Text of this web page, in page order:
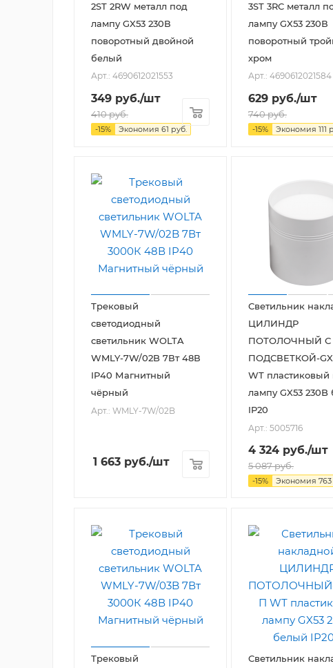
2ST 2RW металл под
лампу GX53 230В
поворотный двойной
белый
Арт.: 4690612021553
349 руб./шт
410руб.
-15% Экономия 61 руб.
3ST 3RC металл
лампу GX53 230В
поворотный
хром
Арт.: 4690612021584
629 руб./шт
740руб.
-15% Экономия 111
Трековый
светодиодный
светильник WOLTA
WMLY-7W/02B 7Вт 48В
IP40 Магнитный
чёрный
Арт.: WMLY-7W/02B
1 663 руб./шт
Светильник
ЦИЛИНДР
ПОТОЛОЧНЫЙ С
ПОДСВЕТКОЙ-
WT пластиковый
лампу GX53 230B
IP20
Арт.: 5005716
4 324 руб./шт
5 087руб.
-15% Экономия 763
Трековый
Светильник